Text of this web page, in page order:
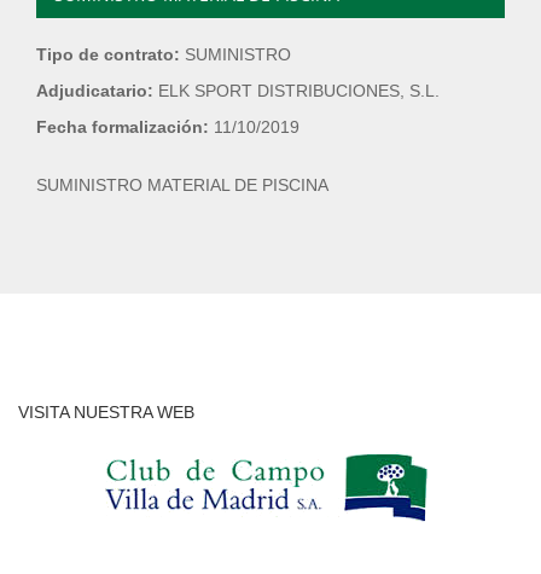
Tipo de contrato: SUMINISTRO
Adjudicatario: ELK SPORT DISTRIBUCIONES, S.L.
Fecha formalización: 11/10/2019
SUMINISTRO MATERIAL DE PISCINA
VISITA NUESTRA WEB